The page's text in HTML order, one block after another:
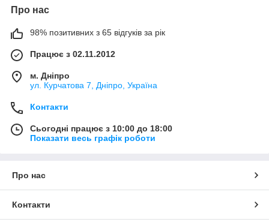
Про нас
98% позитивних з 65 відгуків за рік
Працює з 02.11.2012
м. Дніпро
ул. Курчатова 7, Дніпро, Україна
Контакти
Сьогодні працює з 10:00 до 18:00
Показати весь графік роботи
Про нас
Контакти